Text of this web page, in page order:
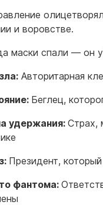
и воровстве.
маски спали — он
Авторитарная
Беглец,
удержания: Страх,
Президент,
фантома: